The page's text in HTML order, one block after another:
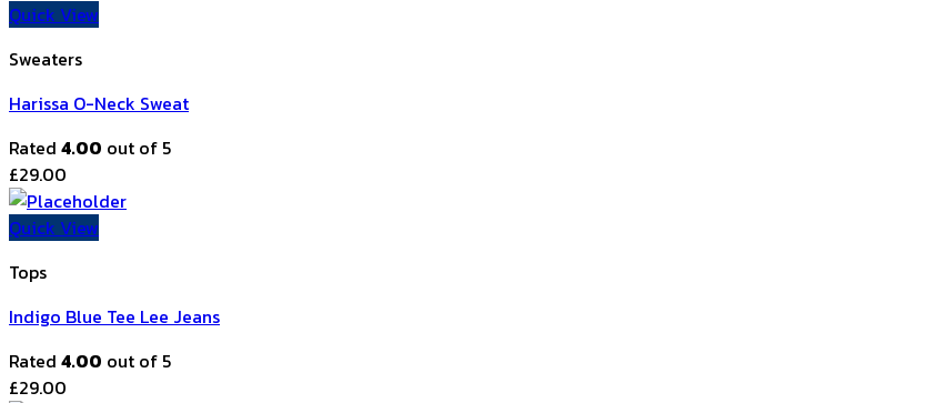
Quick View
Sweaters
Harissa O-Neck Sweat
Rated 4.00 out of 5
£29.00
Quick View
Tops
Indigo Blue Tee Lee Jeans
Rated 4.00 out of 5
£29.00